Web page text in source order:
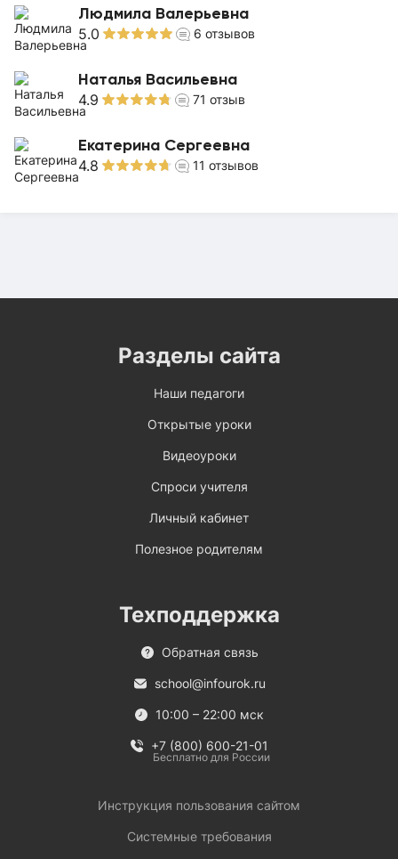
Людмила Валерьевна
5.0 6 отзывов
Наталья Васильевна
4.9 71 отзыв
Екатерина Сергеевна
4.8 11 отзывов
Разделы сайта
Наши педагоги
Открытые уроки
Видеоуроки
Спроси учителя
Личный кабинет
Полезное родителям
Техподдержка
Обратная связь
school@infourok.ru
10:00 – 22:00 мск
+7 (800) 600-21-01
Бесплатно для России
Инструкция пользования сайтом
Системные требования